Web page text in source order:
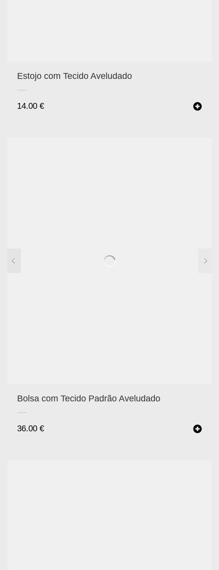
Estojo com Tecido Aveludado
14.00 €
Bolsa com Tecido Padrão Aveludado
36.00 €